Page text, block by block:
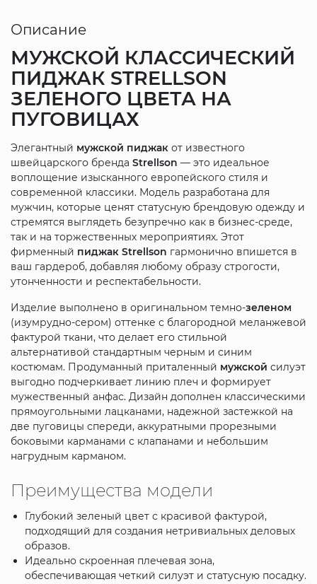
Описание
МУЖСКОЙ КЛАССИЧЕСКИЙ
ПИДЖАК STRELLSON
ЗЕЛЕНОГО ЦВЕТА НА
ПУГОВИЦАХ
Элегантный мужской пиджакот известного
швейцарского бренда Strellson — это идеальное
воплощение изысканного европейского стиля и
современной классики. Модель разработана для
мужчин, которые ценят статусную брендовую одежду и
стремятся выглядеть безупречно как в бизнес-среде,
так и на торжественных мероприятиях. Этот
фирменный пиджак Strellson гармонично впишется в
ваш гардероб, добавляя любому образу строгости,
утонченности и респектабельности.
Изделие выполнено в оригинальном темно-зеленом
(изумрудно-сером) оттенке с благородной меланжевой
фактурой ткани, что делает его стильной
альтернативой стандартным черным и синим
костюмам. Продуманный приталенный мужской силуэт
выгодно подчеркивает линию плеч и формирует
мужественный анфас. Дизайн дополнен классическими
прямоугольными лацканами, надежной застежкой на
две пуговицы спереди, аккуратными прорезными
боковыми карманами с клапанами и небольшим
нагрудным карманом.
Преимущества модели
Глубокий зеленый цвет с красивой фактурой,
подходящий для создания нетривиальных деловых
образов.
Идеально скроенная плечевая зона,
обеспечивающая четкий силуэт и статусную посадку.